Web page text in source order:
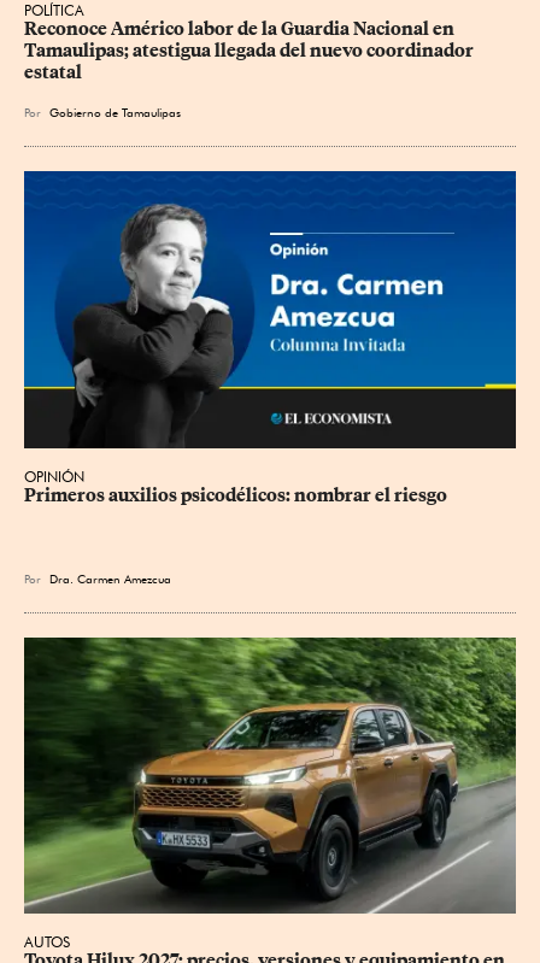
POLÍTICA
Reconoce Américo labor de la Guardia Nacional en
Tamaulipas; atestigua llegada del nuevo coordinador
estatal
Por Gobierno de Tamaulipas
OPINIÓN
Primeros auxilios psicodélicos: nombrar el riesgo
Por Dra. Carmen Amezcua
AUTOS